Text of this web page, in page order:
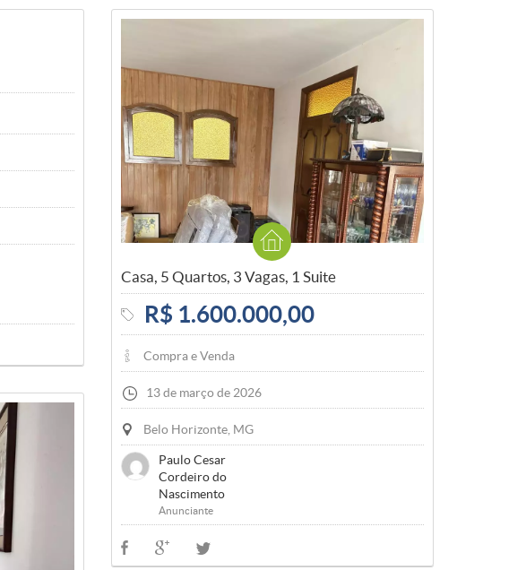
Casa, 5 Quartos, 3 Vagas, 1 Suite
R$ 1.600.000,00
Compra e Venda
13 de março de 2026
Belo Horizonte, MG
Paulo Cesar
Cordeiro do
Nascimento
Anunciante